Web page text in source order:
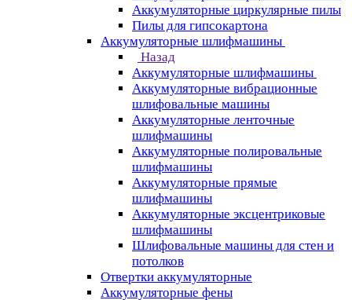
Аккумуляторные циркулярные пилы
Пилы для гипсокартона
Аккумуляторные шлифмашины
Назад
Аккумуляторные шлифмашины
Аккумуляторные вибрационные
шлифовальные машины
Аккумуляторные ленточные
шлифмашины
Аккумуляторные полировальные
шлифмашины
Аккумуляторные прямые
шлифмашины
Аккумуляторные эксцентриковые
шлифмашины
Шлифовальные машины для стен и
потолков
Отвертки аккумуляторные
Аккумуляторные фены